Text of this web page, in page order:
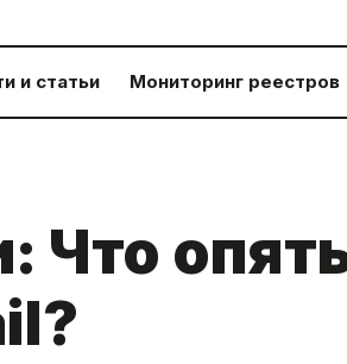
и статьи Мониторинг реестров
Что